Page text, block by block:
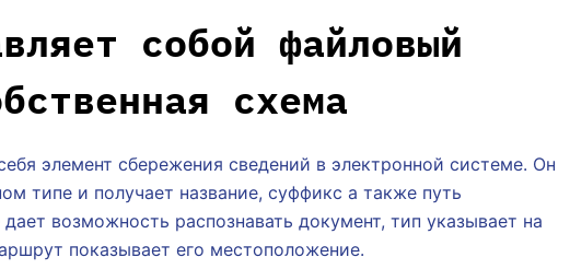
собой файловый
схема
элемент сбережения сведений в электронной системе. Он
типе и получает название, суффикс а также путь
возможность распознавать документ, тип указывает на
показывает его местоположение.